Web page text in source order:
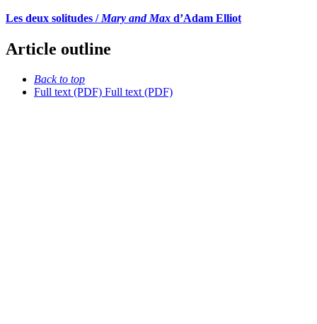
Les deux solitudes / Mary and Max d’Adam Elliot
Article outline
Back to top
Full text (PDF) Full text (PDF)